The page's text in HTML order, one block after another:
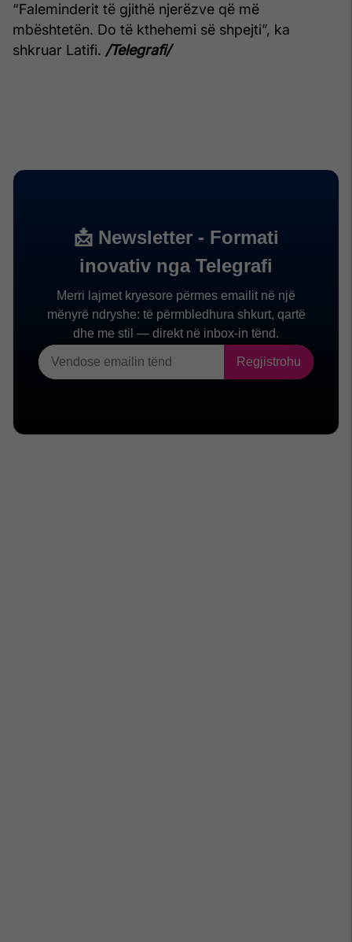
“Faleminderit të gjithë njerëzve që më
mbështetën. Do të kthehemi së shpejti”, ka
shkruar Latifi. /Telegrafi/